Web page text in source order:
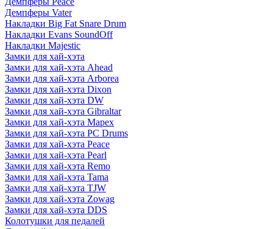
Демпферы Vater
Накладки Big Fat Snare Drum
Накладки Evans SoundOff
Накладки Majestic
Замки для хай-хэта
Замки для хай-хэта Ahead
Замки для хай-хэта Arborea
Замки для хай-хэта Dixon
Замки для хай-хэта DW
Замки для хай-хэта Gibraltar
Замки для хай-хэта Mapex
Замки для хай-хэта PC Drums
Замки для хай-хэта Peace
Замки для хай-хэта Pearl
Замки для хай-хэта Remo
Замки для хай-хэта Tama
Замки для хай-хэта TJW
Замки для хай-хэта Zowag
Замки для хай-хэта DDS
Колотушки для педалей